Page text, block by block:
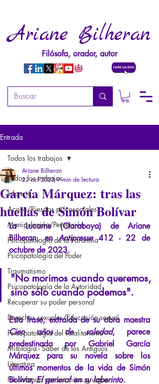
Ariane Bilheran
Filósofa, orador, autor
Entrada
Todos los trabajos
Infancia
Acoso/Riesgos psicosociales
Manipulación/Perversión
Psicopatología de la Paranoia
Psicopatología del Poder
Traumatismo
Psicopatología de la Autoridad
Recuperar su poder personal
Derechos sexuales/Educación sexual
Psicopatología del Totalitarismo
Mitología - Saber de los Antiguos
Literatura
Filosofando por los mitos griegos
Todos los trabajos
García Márquez: tras las
huellas de Simón Bolívar
Ariane Bilheran
22 oct 2023 9 min de lectura
La Lucarne (Claraboya) de Ariane
Bilheran, en Antipresse 412 - 22 de
octubre de 2023.
"No morimos cuando queremos,
sino sólo cuando podemos".
Esta frase, extraída de su obra maestra
Cien años de soledad, parece
predestinada por Gabriel García
Márquez para su novela sobre los
últimos momentos de la vida de Simón
Bolívar, El general en su laberinto.